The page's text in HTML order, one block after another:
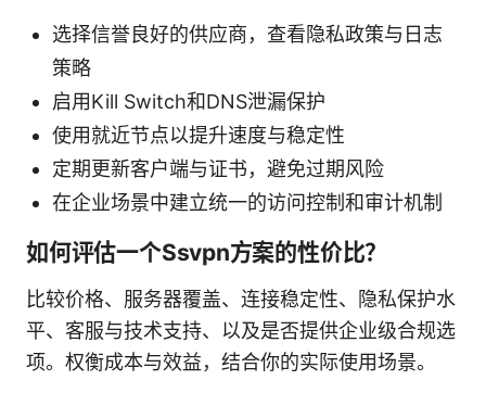
选择信誉良好的供应商，查看隐私政策与日志
策略
启用Kill Switch和DNS泄漏保护
使用就近节点以提升速度与稳定性
定期更新客户端与证书，避免过期风险
在企业场景中建立统一的访问控制和审计机制
如何评估一个Ssvpn方案的性价比？
比较价格、服务器覆盖、连接稳定性、隐私保护水
平、客服与技术支持、以及是否提供企业级合规选
项。权衡成本与效益，结合你的实际使用场景。